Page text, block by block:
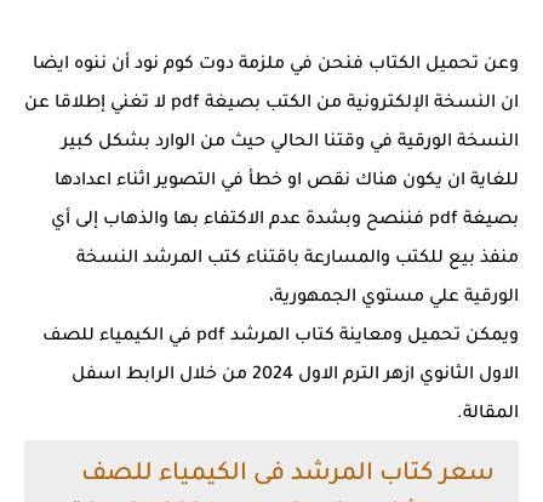
وعن تحميل الكتاب فنحن في ملزمة دوت كوم نود أن ننوه ايضا
ان النسخة الإلكترونية من الكتب بصيغة pdf لا تغني إطلاقا عن
النسخة الورقية في وقتنا الحالي حيث من الوارد بشكل كبير
للغاية ان يكون هناك نقص او خطأ في التصوير اثناء اعدادها
بصيغة pdf فننصح وبشدة عدم الاكتفاء بها والذهاب إلى أي
منفذ بيع للكتب والمسارعة باقتناء كتب المرشد النسخة
الورقية علي مستوي الجمهورية،
ويمكن تحميل ومعاينة كتاب المرشد pdf في الكيمياء للصف
الاول الثانوي ازهر الترم الاول 2024 من خلال الرابط اسفل
المقالة.
سعر كتاب المرشد فى الكيمياء للصف